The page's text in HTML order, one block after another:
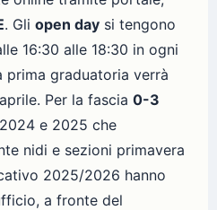
. Gli open day si tengono
16:30 alle 18:30 in ogni
prima graduatoria verrà
Per la fascia 0-3
e 2025 che
nidi e sezioni primavera
2025/2026 hanno
a fronte del